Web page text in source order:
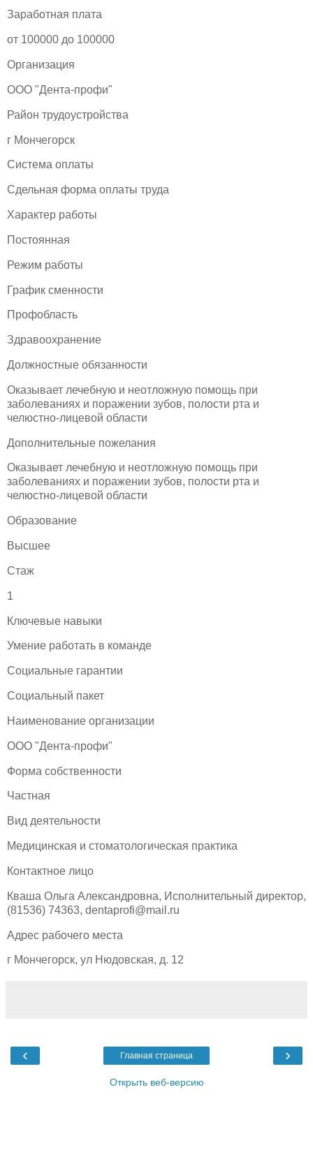
Заработная плата
от 100000 до 100000
Организация
ООО "Дента-профи"
Район трудоустройства
г Мончегорск
Система оплаты
Сдельная форма оплаты труда
Характер работы
Постоянная
Режим работы
График сменности
Профобласть
Здравоохранение
Должностные обязанности
Оказывает лечебную и неотложную помощь при
заболеваниях и поражении зубов, полости рта и
челюстно-лицевой области
Дополнительные пожелания
Оказывает лечебную и неотложную помощь при
заболеваниях и поражении зубов, полости рта и
челюстно-лицевой области
Образование
Высшее
Стаж
1
Ключевые навыки
Умение работать в команде
Социальные гарантии
Социальный пакет
Наименование организации
ООО "Дента-профи"
Форма собственности
Частная
Вид деятельности
Медицинская и стоматологическая практика
Контактное лицо
Кваша Ольга Александровна, Исполнительный директор,
(81536) 74363, dentaprofi@mail.ru
Адрес рабочего места
г Мончегорск, ул Нюдовская, д. 12
‹ ›
Главная страница
Открыть веб-версию